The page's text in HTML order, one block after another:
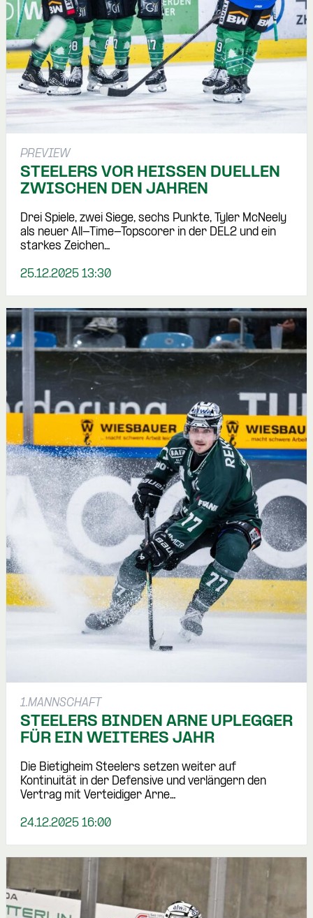
PREVIEW
STEELERS VOR HEISSEN DUELLEN Z
WISCHEN DEN JAHREN
Drei Spiele, zwei Siege, sechs Punkte, Tyler McNeely
als neuer All-Time-Topscorer in der DEL2 und ein
starkes Zeichen…
25.12.2025 13:30
1.MANNSCHAFT
STEELERS BINDEN ARNE UPLEGGER
FÜR EIN WEITERES JAHR
Die Bietigheim Steelers setzen weiter auf
Kontinuität in der Defensive und verlängern den
Vertrag mit Verteidiger Arne…
24.12.2025 16:00